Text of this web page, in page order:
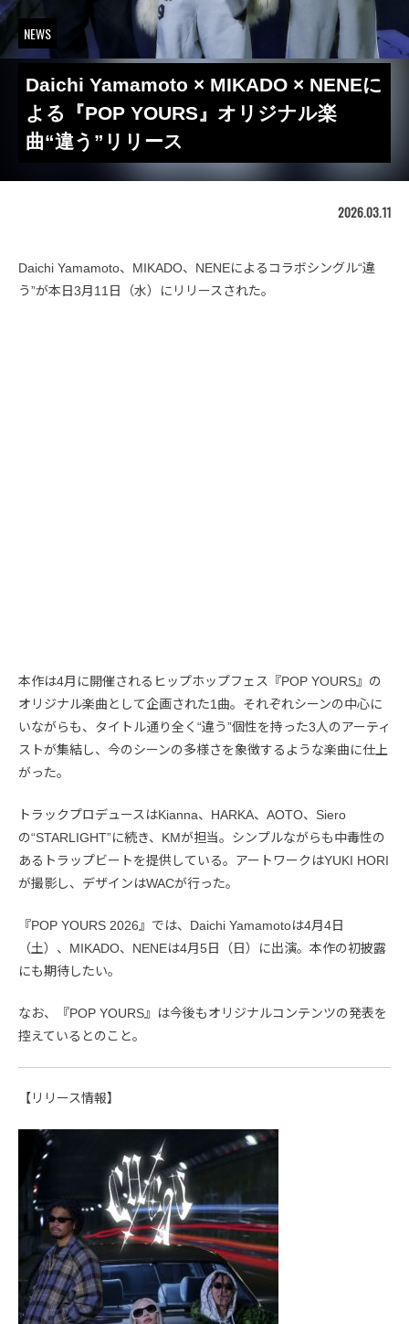
NEWS
Daichi Yamamoto × MIKADO × NENEに
よる『POP YOURS』オリジナル楽
曲“違う”リリース
2026.03.11
Daichi Yamamoto、MIKADO、NENEによるコラボシングル“違
う”が本日3月11日（水）にリリースされた。
本作は4月に開催されるヒップホップフェス『POP YOURS』の
オリジナル楽曲として企画された1曲。それぞれシーンの中心に
いながらも、タイトル通り全く“違う”個性を持った3人のアーティ
ストが集結し、今のシーンの多様さを象徴するような楽曲に仕上
がった。
トラックプロデュースはKianna、HARKA、AOTO、Siero
の“STARLIGHT”に続き、KMが担当。シンプルながらも中毒性の
あるトラップビートを提供している。アートワークはYUKI HORI
が撮影し、デザインはWACが行った。
『POP YOURS 2026』では、Daichi Yamamotoは4月4日
（土）、MIKADO、NENEは4月5日（日）に出演。本作の初披露
にも期待したい。
なお、『POP YOURS』は今後もオリジナルコンテンツの発表を
控えているとのこと。
【リリース情報】